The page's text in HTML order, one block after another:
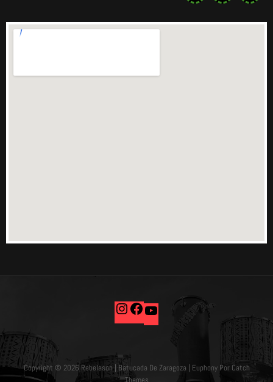
Copyright © 2026 Rebelason | Batucada De Zaragoza | Euphony Por Catch
Themes